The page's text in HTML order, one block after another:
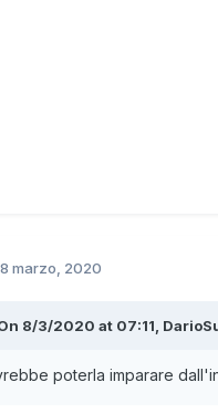
8 marzo, 2020
8/3/2020 at 07:11,
poterla imparare